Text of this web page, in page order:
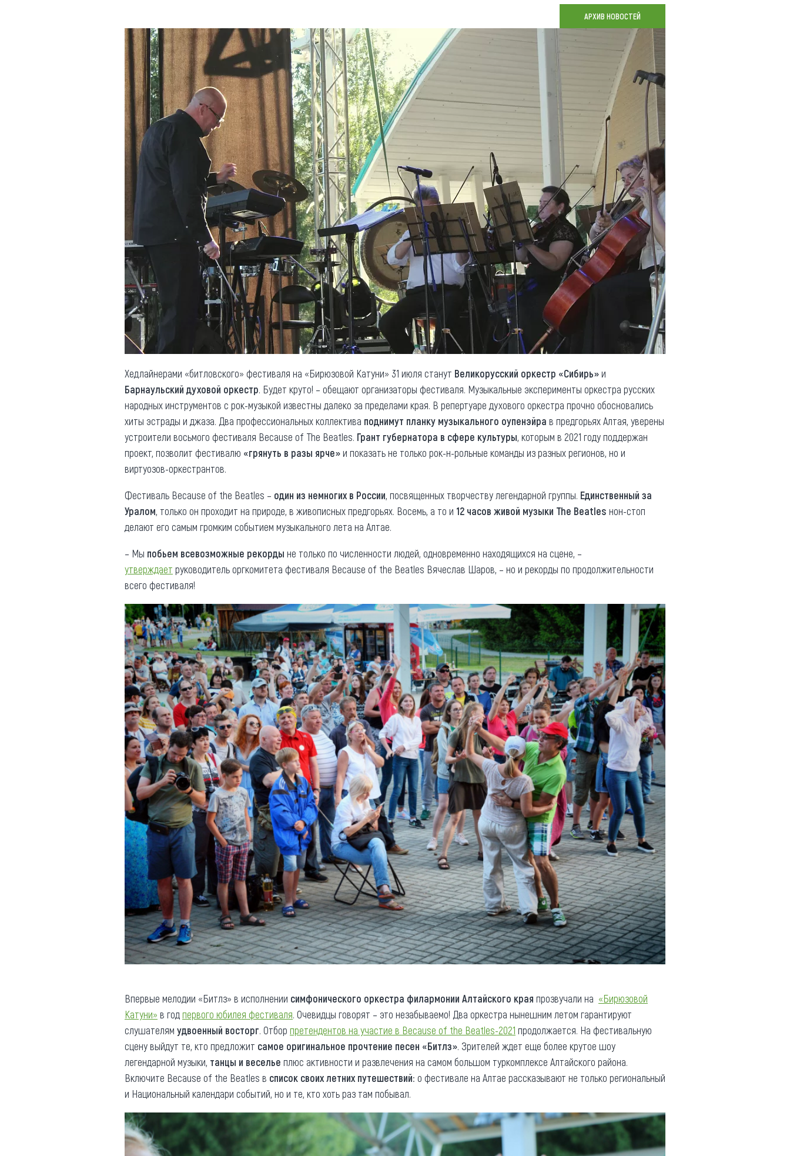
Придорожные кафе
Новости
Что привезти (сувениры)
Общая информация
Как добраться
Люди, прославившие Алтай
Карты и буклеты
Коллекция впечатлений
Блог путешественника
Видеогалерея
Фотогалерея
Другие рубрики
Реестр туроператоров
агентств Алтайского края
Обращения граждан
Противодействие коррупции
АРХИВ НОВОСТЕЙ
Хедлайнерами «битловского» фестиваля на «Бирюзовой Катуни» 31 июля станут Великорусский оркестр «Сибирь»и
Барнаульский духовой оркестр. Будет круто! – обещают организаторы фестиваля. Музыкальные эксперименты оркестра русских
народных инструментов с рок-музыкой известны далеко за пределами края. В репертуаре духового оркестра прочно обосновались
хиты эстрады и джаза. Два профессиональных коллектива поднимут планку музыкального оупенэйра в предгорьях Алтая, уверены
устроители восьмого фестиваля Because of The Beatles. Грант губернатора в сфере культуры, которым в 2021 году поддержан
проект, позволит фестивалю «грянуть в разы ярче»и показать не только рок-н-рольные команды из разных регионов, но и
виртуозов-оркестрантов.
Фестиваль Because of the Beatles – один из немногих в России, посвященных творчеству легендарной группы. Единственный за
Уралом, только он проходит на природе, в живописных предгорьях. Восемь, а то и 12 часов живой музыки The Beatles нон-стоп
делают его самым громким событием музыкального лета на Алтае.
– Мы побьем всевозможные рекорды не только по численности людей, одновременно находящихся на сцене, –
утверждает руководитель оргкомитета фестиваля Because of the Beatles Вячеслав Шаров, – но и рекорды по продолжительности
всего фестиваля!
Впервые мелодии «Битлз» в исполнении симфонического оркестра филармонии Алтайского края прозвучали на «Бирюзовой
Катуни» в год первого юбилея фестиваля. Очевидцы говорят – это незабываемо! Два оркестра нынешним летом гарантируют
слушателям удвоенный восторг. Отбор претендентов на участие в Because of the Beatles-2021 продолжается. На фестивальную
сцену выйдут те, кто предложит самое оригинальное прочтение песен «Битлз». Зрителей ждет еще более крутое шоу
легендарной музыки, танцы и веселье плюс активности и развлечения на самом большом туркомплексе Алтайского района.
Включите Because of the Beatles в список своих летних путешествий: о фестивале на Алтае рассказывают не только региональный
и Национальный календари событий, но и те, кто хоть раз там побывал.